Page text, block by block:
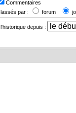
Commentaires
par :
forum
depuis :